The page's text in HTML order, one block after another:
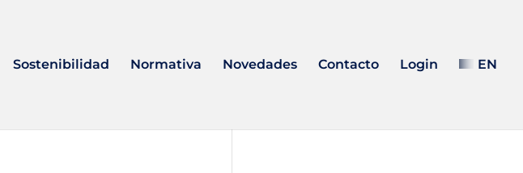
Sostenibilidad Normativa Novedades Contacto Login EN